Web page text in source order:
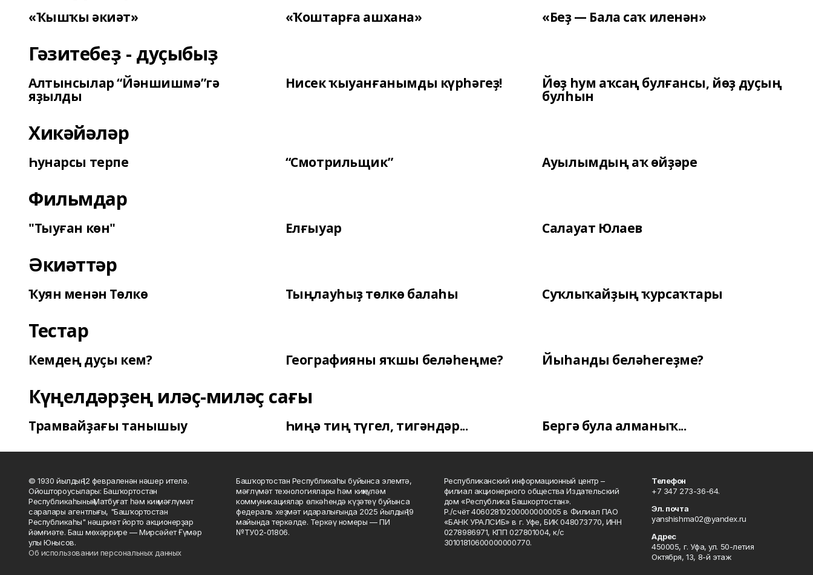
«Ҡышҡы әкиәт» «Ҡоштарға ашхана» «Беҙ — Бала саҡ иленән»
Гәзитебеҙ - дуҫыбыҙ
Алтынсылар “Йәншишмә”гә
яҙылды
Нисек ҡыуанғанымды күрһәгеҙ! Йөҙ һум аҡсаң булғансы, йөҙ дуҫың
булһын
Хикәйәләр
Һунарсы терпе “Смотрильщик” Ауылымдың аҡ өйҙәре
Фильмдар
"Тыуған көн" Елғыуар Салауат Юлаев
Әкиәттәр
Ҡуян менән Төлкө Тыңлауһыҙ төлкө балаһы Суҡлыҡайҙың ҡурсаҡтары
Тестар
Кемдең дуҫы кем? Географияны яҡшы беләһеңме? Йыһанды беләһегеҙме?
Күңелдәрҙең иләҫ-миләҫ сағы
Трамвайҙағы танышыу Һиңә тиң түгел, тигәндәр... Бергә була алманыҡ...
© 1930 йылдың 12 февраленән нәшер ителә.
Ойоштороусылары: Башҡортостан
Республикаһының Матбуғат һәм киң мәғлүмәт
саралары агентлығы, "Башҡортостан
Республикаһы" нәшриәт йорто акционерҙар
йәмғиәте. Баш мөхәррире — Мирсәйет Ғүмәр
улы Юнысов.
Об использовании персональных данных
Башҡортостан Республикаһы буйынса элемтә,
мәғлүмәт технологиялары һәм киңкүләм
коммуникациялар өлкәһендә күҙәтеү буйынса
федераль хеҙмәт идаралығында 2025 йылдың 19
майында теркәлде. Теркәү номеры — ПИ
№ТУ02-01806.
Республиканский информационный центр –
филиал акционерного общества Издательский
дом «Республика Башкортостан».
Р./счёт 40602810200000000005 в Филиал ПАО
«БАНК УРАЛСИБ» в г. Уфе, БИК 048073770, ИНН
0278986971, КПП 027801004, к/с
30101810600000000770.
Телефон
+7 347 273-36-64.
Эл. почта
yanshishma02@yandex.ru
Адрес
450005, г. Уфа, ул. 50-летия
Октября, 13, 8-й этаж